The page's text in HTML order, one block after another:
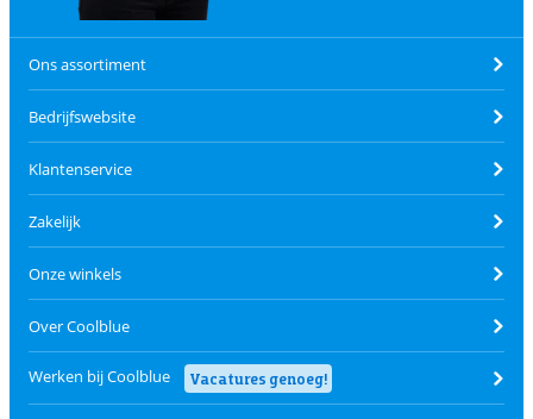
Ons assortiment
Bedrijfswebsite
Klantenservice
Zakelijk
Onze winkels
Over Coolblue
Werken bij Coolblue Vacatures genoeg!